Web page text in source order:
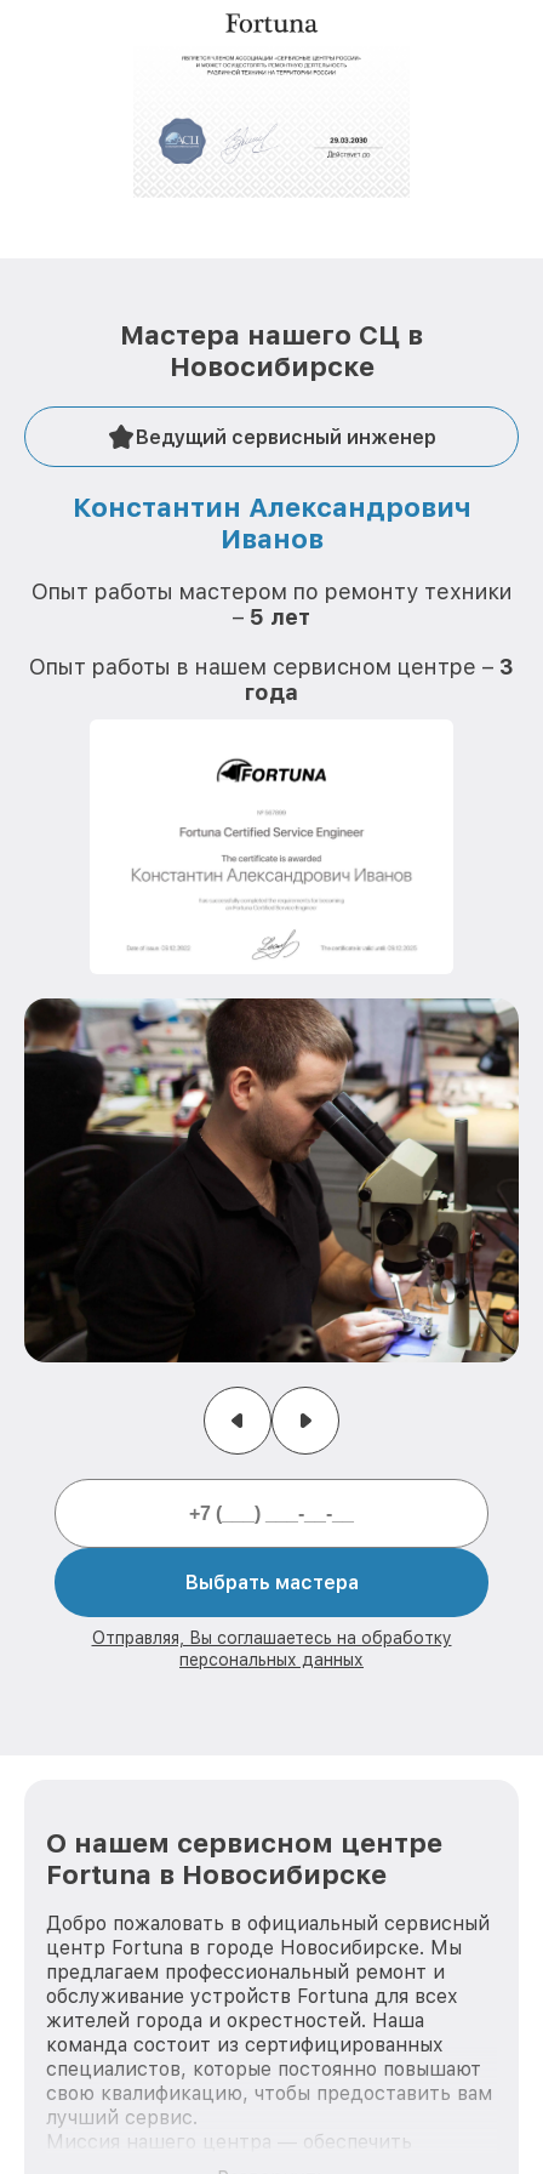
услуги курьера для владельцев
крупногабаритной техники, которые
обеспечат доставку устройств в сервис в
полной сохранности и бесплатно.
положительные отзывы и обрели отличную
репутацию. Мы постоянно совершенствуемся и
Мастера нашего СЦ в
Новосибирске
Ведущий сервисный инженер
Константин Александрович
Иванов
Опыт работы мастером по ремонту техники
– 5 лет
Опыт работы в нашем сервисном центре – 3
года
Выбрать мастера
Отправляя, Вы соглашаетесь на обработку
персональных данных
О нашем сервисном центре
Fortuna в Новосибирске
Добро пожаловать в официальный сервисный
центр Fortuna в городе Новосибирске. Мы
предлагаем профессиональный ремонт и
обслуживание устройств Fortuna для всех
жителей города и окрестностей. Наша
команда состоит из сертифицированных
специалистов, которые постоянно повышают
свою квалификацию, чтобы предоставить вам
лучший сервис.
Миссия нашего центра — обеспечить
качественный и доступный ремонт для